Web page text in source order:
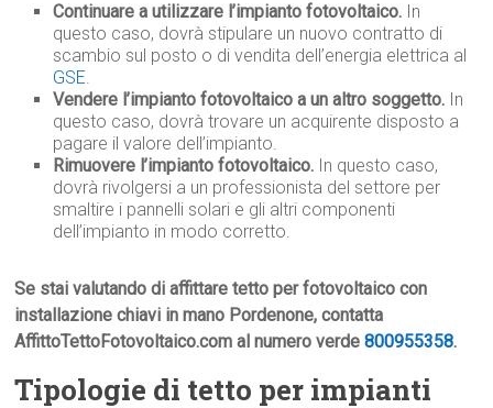
Continuare a utilizzare l’impianto fotovoltaico. In
questo caso, dovrà stipulare un nuovo contratto di
scambio sul posto o di vendita dell’energia elettrica al
GSE.
Vendere l’impianto fotovoltaico a un altro soggetto. In
questo caso, dovrà trovare un acquirente disposto a
pagare il valore dell’impianto.
Rimuovere l’impianto fotovoltaico. In questo caso,
dovrà rivolgersi a un professionista del settore per
smaltire i pannelli solari e gli altri componenti
dell’impianto in modo corretto.
Se stai valutando di affittare tetto per fotovoltaico con
installazione chiavi in mano Pordenone, contatta
AffittoTettoFotovoltaico.com al numero verde800955358.
Tipologie di tetto per impianti